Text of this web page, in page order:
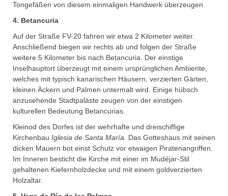
Tongefäßen von diesem einmaligen Handwerk überzeugen.
4. Betancuria
Auf der Straße FV-20 fahren wir etwa 2 Kilometer weiter.
Anschließend biegen wir rechts ab und folgen der Straße
weitere 5 Kilometer bis nach Betancuria. Der einstige
Inselhauptort überzeugt mit einem ursprünglichen Ambiente,
welches mit typisch kanarischen Häusern, verzierten Gärten,
kleinen Äckern und Palmen untermalt wird. Einige hübsch
anzusehende Stadtpaläste zeugen von der einstigen
kulturellen Bedeutung Betancurias.
Kleinod des Dorfes ist der wehrhafte und dreischiffige
Kirchenbau Iglesia de Santa María. Das Gotteshaus mit seinen
dicken Mauern bot einst Schutz vor etwaigen Piratenangriffen.
Im Inneren besticht die Kirche mit einer im Mudéjar-Stil
gehaltenen Kiefernholzdecke und mit einem goldverzierten
Holzaltar.